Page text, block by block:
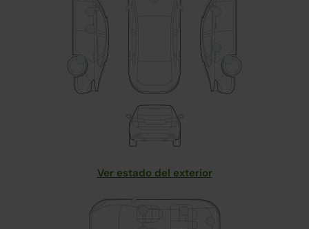
Ver estado del exterior